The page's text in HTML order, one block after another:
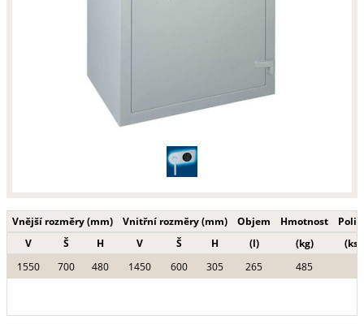
Vnější rozměry (mm) Vnitřní rozměry (mm) Objem Hmotnost
V
Š H V Š H (l) (kg)
(ks)
1550
700 480 1450 600 305 265 485